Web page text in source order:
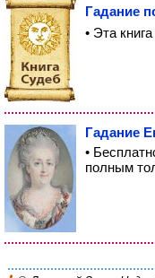
Гадание
• Эта
Гадание
•
полным